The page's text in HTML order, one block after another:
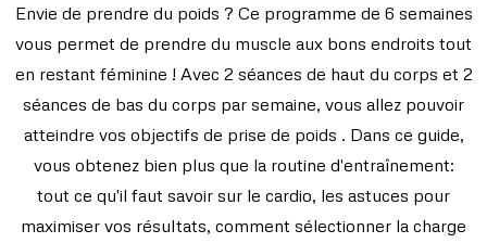
Envie de prendre du poids ? Ce programme de 6 semaines
vous permet de prendre du muscle aux bons endroits tout
en restant féminine ! Avec 2 séances de haut du corps et 2
séances de bas du corps par semaine, vous allez pouvoir
atteindre vos objectifs de prise de poids . Dans ce guide,
vous obtenez bien plus que la routine d'entraînement:
tout ce qu'il faut savoir sur le cardio, les astuces pour
maximiser vos résultats, comment sélectionner la charge